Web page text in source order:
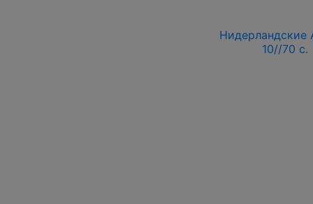
Нидерландские
10//70 c.